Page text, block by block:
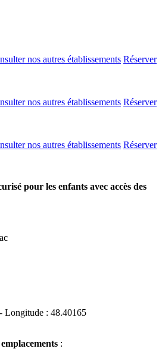
nos autres établissements Réserver
nos autres établissements Réserver
nos autres établissements Réserver
pour les enfants avec accès des
Longitude : 48.40165
: